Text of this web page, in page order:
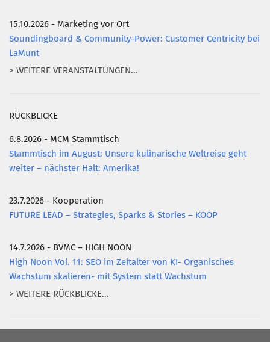
15.10.2026 - Marketing vor Ort
Soundingboard & Community-Power: Customer Centricity bei
LaMunt
> WEITERE VERANSTALTUNGEN...
RÜCKBLICKE
6.8.2026 - MCM Stammtisch
Stammtisch im August: Unsere kulinarische Weltreise geht
weiter – nächster Halt: Amerika!
23.7.2026 - Kooperation
FUTURE LEAD – Strategies, Sparks & Stories – KOOP
14.7.2026 - BVMC – HIGH NOON
High Noon Vol. 11: SEO im Zeitalter von KI- Organisches
Wachstum skalieren- mit System statt Wachstum
> WEITERE RÜCKBLICKE...